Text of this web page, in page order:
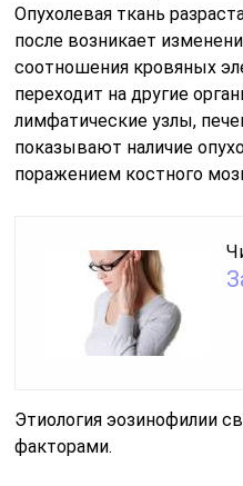
Опухолевая ткань
после возникает
соотношения кровяных
переходит на другие
лимфатические узлы,
показывают наличие
поражением костного
Этиология эозинофилии
факторами.